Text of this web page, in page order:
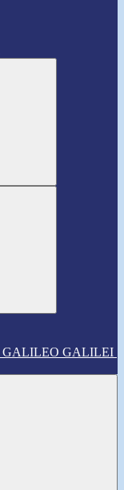
GALILEO GALILEI